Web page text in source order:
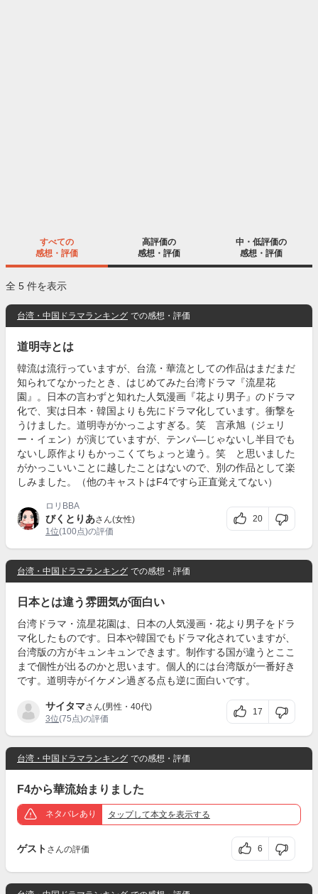
すべての
感想・評価
高評価の
感想・評価
中・低評価の
感想・評価
全 5 件を表示
台湾・中国ドラマランキング での感想・評価
道明寺とは
韓流は流行っていますが、台流・華流としての作品はまだまだ
知られてなかったとき、はじめてみた台湾ドラマ『流星花
園』。日本の言わずと知れた人気漫画『花より男子』のドラマ
化で、実は日本・韓国よりも先にドラマ化しています。衝撃を
うけました。道明寺がかっこよすぎる。笑 言承旭（ジェリ
ー・イェン）が演じていますが、テンパ―じゃないし半目でも
ないし原作よりもかっこくてちょっと違う。笑 と思いました
がかっこいいことに越したことはないので、別の作品として楽
しみました。（他のキャストはF4ですら正直覚えてない）
ロリBBA
びくとりあさん(女性)
1位(100点)の評価
20
台湾・中国ドラマランキング での感想・評価
日本とは違う雰囲気が面白い
台湾ドラマ・流星花園は、日本の人気漫画・花より男子をドラ
マ化したものです。日本や韓国でもドラマ化されていますが、
台湾版の方がキュンキュンできます。制作する国が違うとここ
まで個性が出るのかと思います。個人的には台湾版が一番好き
です。道明寺がイケメン過ぎる点も逆に面白いです。
サイタマさん(男性・40代)
3位(75点)の評価
17
台湾・中国ドラマランキング での感想・評価
F4から華流始まりました
ネタバレあり タップして本文を表示する
ゲスト さんの評価 6